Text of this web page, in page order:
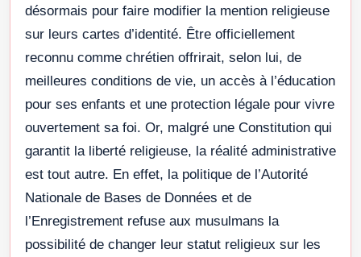
désormais pour faire modifier la mention religieuse
sur leurs cartes d’identité. Être officiellement
reconnu comme chrétien offrirait, selon lui, de
meilleures conditions de vie, un accès à l’éducation
pour ses enfants et une protection légale pour vivre
ouvertement sa foi. Or, malgré une Constitution qui
garantit la liberté religieuse, la réalité administrative
est tout autre. En effet, la politique de l’Autorité
Nationale de Bases de Données et de
l’Enregistrement refuse aux musulmans la
possibilité de changer leur statut religieux sur les